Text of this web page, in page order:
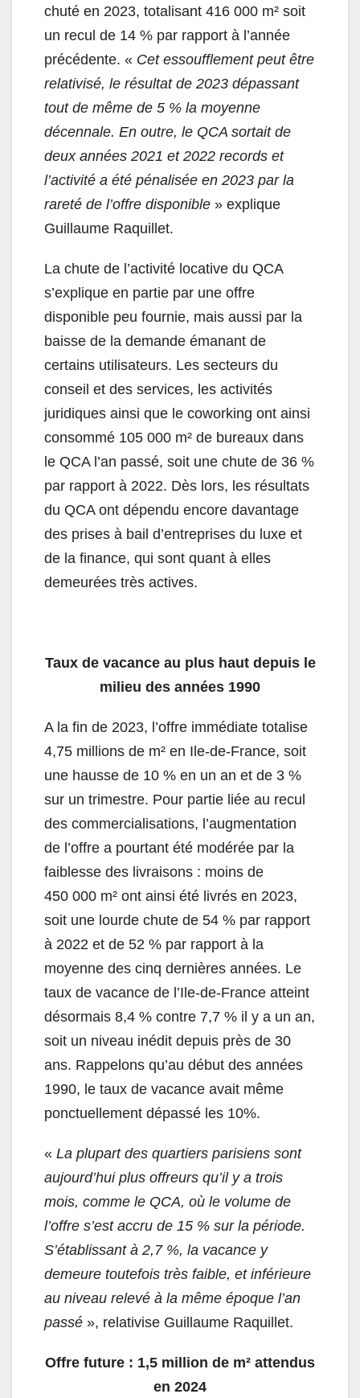
chuté en 2023, totalisant 416 000 m² soit
un recul de 14 % par rapport à l’année
précédente. « Cet essoufflement peut être
relativisé, le résultat de 2023 dépassant
tout de même de 5 % la moyenne
décennale. En outre, le QCA sortait de
deux années 2021 et 2022 records et
l’activité a été pénalisée en 2023 par la
rareté de l’offre disponible » explique
Guillaume Raquillet.
La chute de l’activité locative du QCA
s’explique en partie par une offre
disponible peu fournie, mais aussi par la
baisse de la demande émanant de
certains utilisateurs. Les secteurs du
conseil et des services, les activités
juridiques ainsi que le coworking ont ainsi
consommé 105 000 m² de bureaux dans
le QCA l’an passé, soit une chute de 36 %
par rapport à 2022. Dès lors, les résultats
du QCA ont dépendu encore davantage
des prises à bail d’entreprises du luxe et
de la finance, qui sont quant à elles
demeurées très actives.
Taux de vacance au plus haut depuis le
milieu des années 1990
A la fin de 2023, l’offre immédiate totalise
4,75 millions de m² en Ile-de-France, soit
une hausse de 10 % en un an et de 3 %
sur un trimestre. Pour partie liée au recul
des commercialisations, l’augmentation
de l’offre a pourtant été modérée par la
faiblesse des livraisons : moins de
450 000 m² ont ainsi été livrés en 2023,
soit une lourde chute de 54 % par rapport
à 2022 et de 52 % par rapport à la
moyenne des cinq dernières années. Le
taux de vacance de l’Ile-de-France atteint
désormais 8,4 % contre 7,7 % il y a un an,
soit un niveau inédit depuis près de 30
ans. Rappelons qu’au début des années
1990, le taux de vacance avait même
ponctuellement dépassé les 10%.
« La plupart des quartiers parisiens sont
aujourd’hui plus offreurs qu’il y a trois
mois, comme le QCA, où le volume de
l’offre s’est accru de 15 % sur la période.
S’établissant à 2,7 %, la vacance y
demeure toutefois très faible, et inférieure
au niveau relevé à la même époque l’an
passé », relativise Guillaume Raquillet.
Offre future : 1,5 million de m² attendus
en 2024